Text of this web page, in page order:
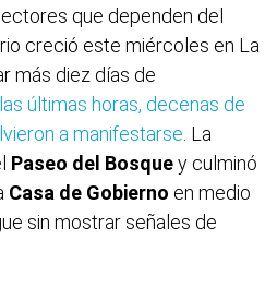
que dependen del
creció este miércoles en La
más diez días de
últimas horas, decenas de
a manifestarse . La
Paseo del Bosquey culminó
Casa de Gobierno en medio
sin mostrar señales de